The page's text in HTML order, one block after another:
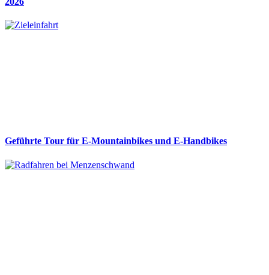
Geführte Tour für E-Mountainbikes und E-Handbikes